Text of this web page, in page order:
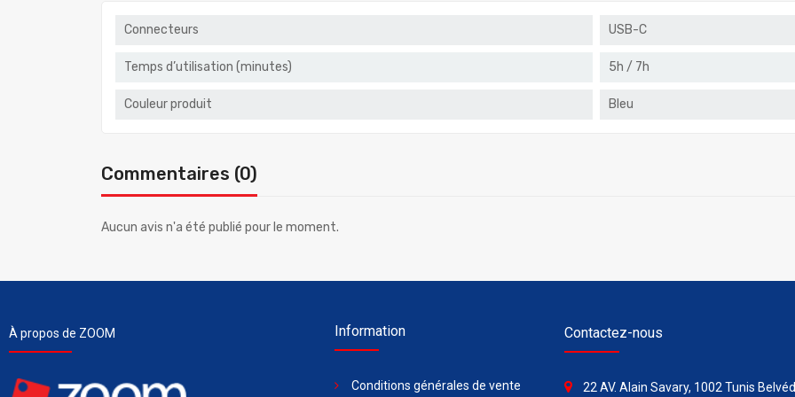
Connecteurs USB-C
Temps d’utilisation (minutes) 5h / 7h
Couleur produit Bleu
Commentaires (0)
Aucun avis n'a été publié pour le moment.
À propos de ZOOM Information
Conditions générales de vente
Contactez-nous
22 AV. Alain Savary, 1002 Tunis